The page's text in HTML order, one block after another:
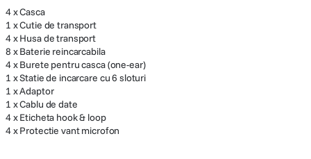
Pachetul include
4 x Casca
1 x Cutie de transport
4 x Husa de transport
8 x Baterie reincarcabila
4 x Burete pentru casca (one-ear)
1 x Statie de incarcare cu 6 sloturi
1 x Adaptor
1 x Cablu de date
4 x Eticheta hook & loop